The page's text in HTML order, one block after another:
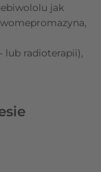
jak
lub radioterapii),